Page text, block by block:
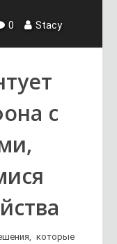
0 Stacy
с
которые